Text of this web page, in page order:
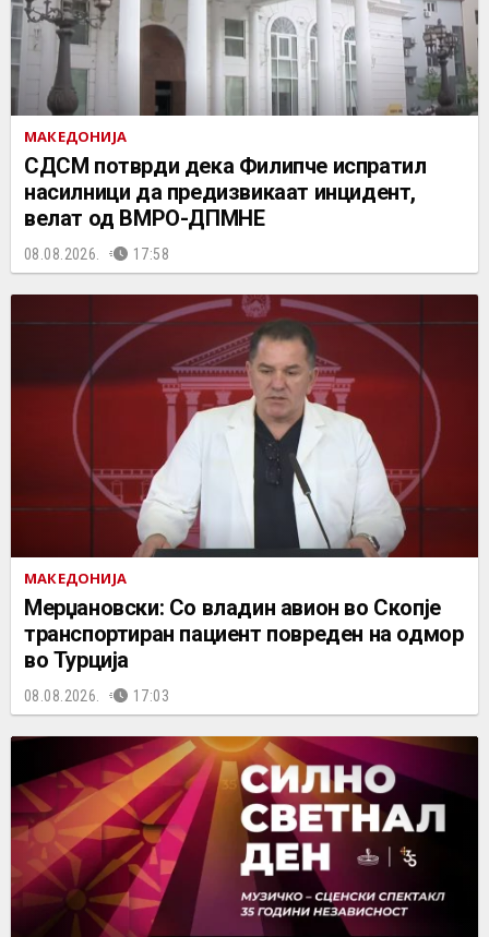
МАКЕДОНИЈА
СДСМ потврди дека Филипче испратил
насилници да предизвикаат инцидент,
велат од ВМРО-ДПМНЕ
08.08.2026. 17:58
МАКЕДОНИЈА
Мерџановски: Со владин авион во Скопје
транспортиран пациент повреден на одмор
во Турција
08.08.2026. 17:03